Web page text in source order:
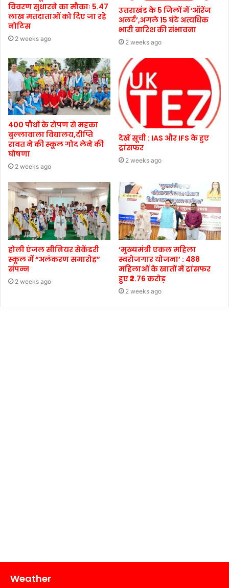
विवरण सुधारने का मौकाः 5.47
लाख मतदाताओं को दिए जा रहे
नोटिस
2 weeks ago
उत्तराखंड के 5 जिलों में ‘ऑरेंज
अलर्ट’,अगले 15 घंटे अत्यधिक
भारी बारिश की संभावना
2 weeks ago
400 पौधों के रोपण से महका
बुल्लावाला विद्यालय,दीप्ति
रावत ने की स्कूल गोद लेने की
घोषणा
2 weeks ago
देखें सूची : IAS और IFS के हुए
ट्रांसफर
2 weeks ago
होली एंजल सीनियर सेकेंडरी
स्कूल में “अलंकरण समारोह”
संपन्न
2 weeks ago
‘मुख्यमंत्री एकल महिला
स्वरोजगार योजना’ : 488
महिलाओं के खातों में ट्रांसफर
हुए ₹2.76 करोड़
2 weeks ago
Weather